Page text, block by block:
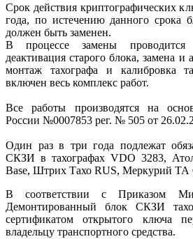
Срок действия криптографических
года, по истечению данного срока
должен быть заменен.
В процессе замены проводится
деактивация старого блока, замена
монтаж тахографа и калибровка
включен весь комплекс работ.
Все работы производятся на
России №0007853 рег. № 505 от
Один раз в три года подлежат
СКЗИ в тахографах VDO 3283,
Base, Штрих Тахо RUS, Меркурий
В соответствии с Приказом
Демонтированный блок СКЗИ
сертификатом открытого ключа
владельцу транспортного средства.